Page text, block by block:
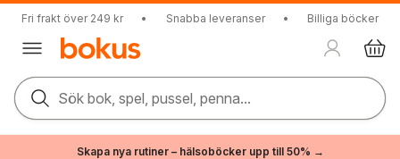
Fri frakt över 249 kr • Snabba leveranser • Billiga böcker
Sök bok, spel, pussel, penna...
Skapa nya rutiner – hälsoböcker upp till 50% →